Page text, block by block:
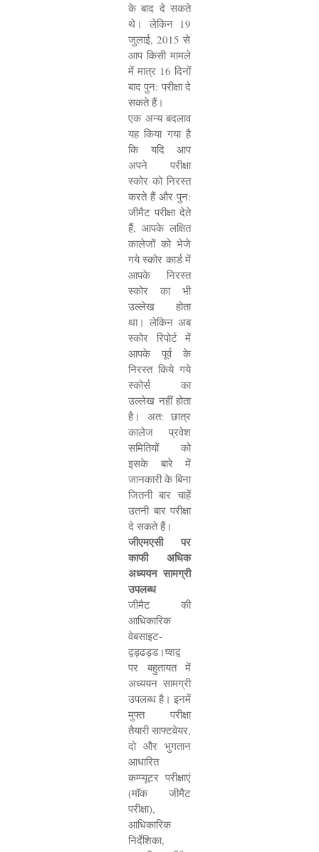
के बाद दे सकते
थे। लेकिन 19
जुलाई, 2015 से
आप किसी मामले
में मात्र 16 दिनों
बाद पुन: परीक्षा दे
सकते हैं।
एक अन्य बदलाव
यह किया गया है
कि यदि आप
अपने परीक्षा
स्कोर को निरस्त
करते हैं और पुन:
जीमैट परीक्षा देते
हैं, आपके लक्षित
कालेजों को भेजे
गये स्कोर कार्ड में
आपके निरस्त
स्कोर का भी
उल्लेख होता
था। लेकिन अब
स्कोर रिपोर्ट में
आपके पूर्व के
निरस्त किये गये
स्कोर्स का
उल्लेख नहीं होता
है। अत: छात्र
कालेज प्रवेश
समितियों को
इसके बारे में
जानकारी के बिना
जितनी बार चाहें
उतनी बार परीक्षा
दे सकते हैं।
जीएमएसी पर
काफी अधिक
अध्ययन सामग्री
उपलब्ध
जीमैट की
आधिकारिक
वेबसाइट-
द्वड्ढड्ड।ष्शद्व
पर बहुतायत में
अध्ययन सामग्री
उपलब्ध है। इनमें
मुफ्त परीक्षा
तैयारी साफ्टवेयर,
दो और भुगतान
आधारित
कम्प्यूटर परीक्षाएं
(मॉक जीमैट
परीक्षा),
आधिकारिक
निर्देशिका,